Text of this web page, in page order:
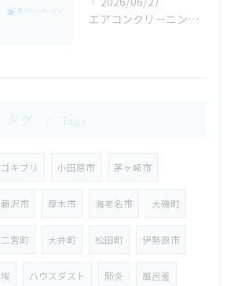
エアコンクリーニングで黒いカスを防ぐ原因究明と自分でできる除去対策
タグ Tags
ゴキブリ 小田原市 茅ヶ崎市
藤沢市 厚木市 海老名市 大磯町
二宮町 大井町 松田町 伊勢原市
埃 ハウスダスト 肺炎 風呂釜